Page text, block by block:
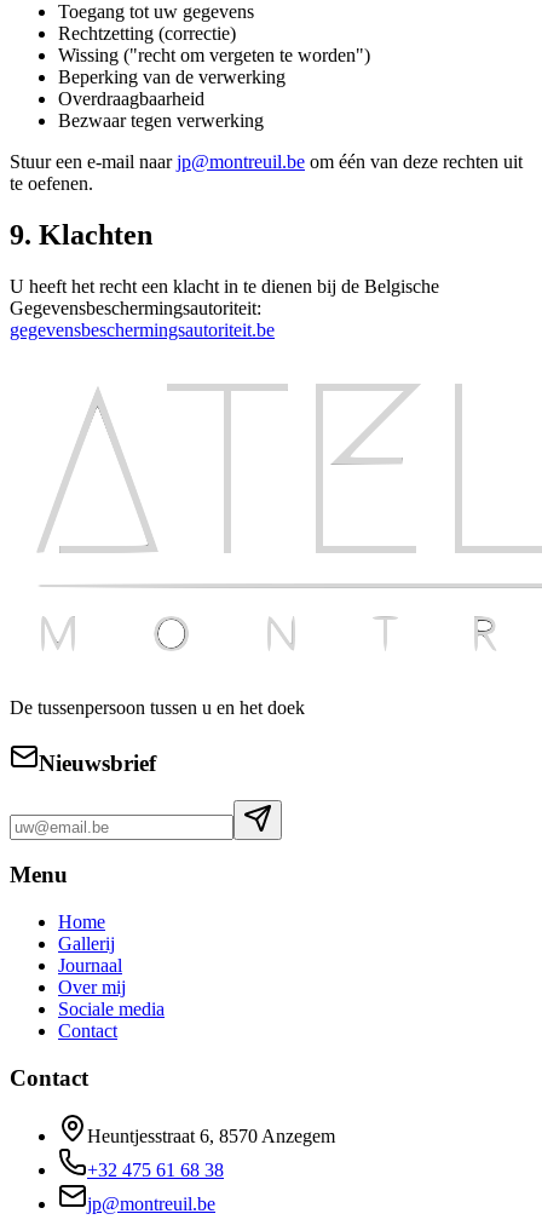
Toegang tot uw gegevens
Rechtzetting (correctie)
Wissing ("recht om vergeten te worden")
Beperking van de verwerking
Overdraagbaarheid
Bezwaar tegen verwerking
Stuur een e-mail naar jp@montreuil.be om één van deze rechten uit
te oefenen.
9. Klachten
U heeft het recht een klacht in te dienen bij de Belgische
Gegevensbeschermingsautoriteit:
gegevensbeschermingsautoriteit.be
De tussenpersoon tussen u en het doek
Nieuwsbrief
Menu
Home
Gallerij
Journaal
Over mij
Sociale media
Contact
Contact
Heuntjesstraat 6, 8570 Anzegem
+32 475 61 68 38
jp@montreuil.be